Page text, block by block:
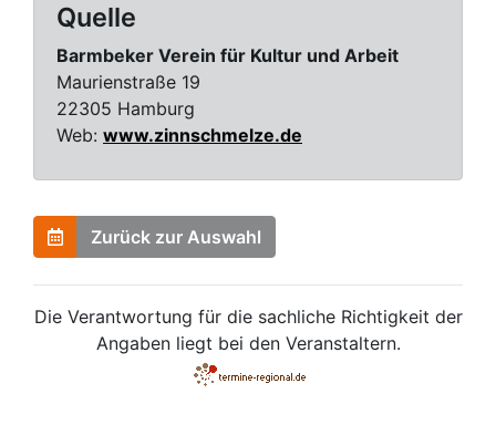
Quelle
Barmbeker Verein für Kultur und Arbeit
Maurienstraße 19
22305 Hamburg
Web: www.zinnschmelze.de
Zurück zur Auswahl
Die Verantwortung für die sachliche Richtigkeit der
Angaben liegt bei den Veranstaltern.